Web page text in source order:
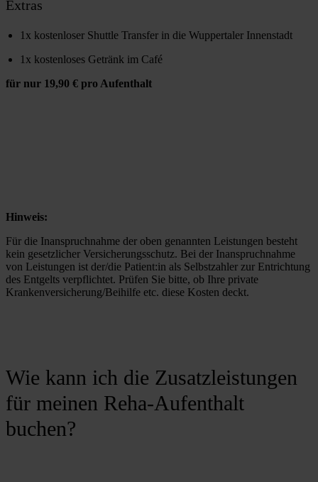
Extras
1x kostenloser Shuttle Transfer in die Wuppertaler Innenstadt
1x kostenloses Getränk im Café
für nur 19,90 € pro Aufenthalt
Hinweis:
Für die Inanspruchnahme der oben genannten Leistungen besteht
kein gesetzlicher Versicherungsschutz. Bei der Inanspruchnahme
von Leistungen ist der/die Patient:in als Selbstzahler zur Entrichtung
des Entgelts verpflichtet. Prüfen Sie bitte, ob Ihre private
Krankenversicherung/Beihilfe etc. diese Kosten deckt.
Wie kann ich die Zusatzleistungen
für meinen Reha-Aufenthalt
buchen?